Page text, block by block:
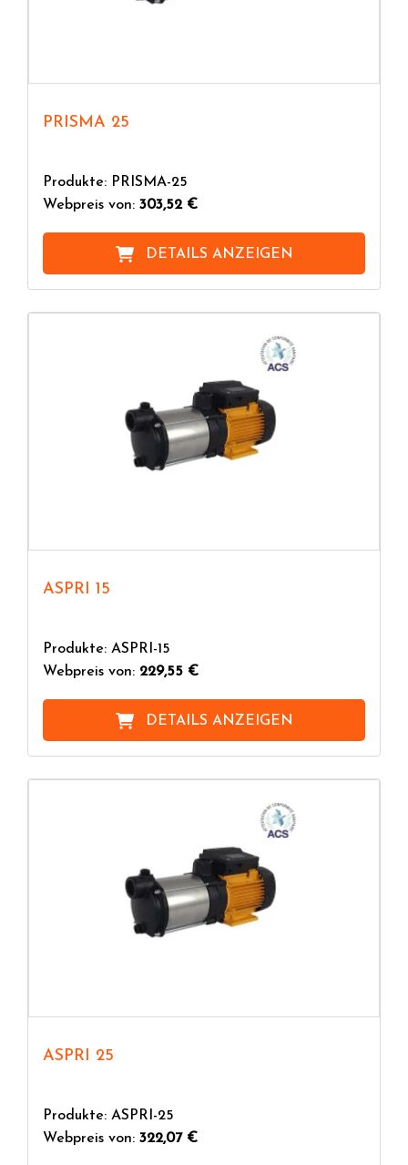
PRISMA 25
Produkte: PRISMA-25
Webpreis von: 303,52 €
DETAILS ANZEIGEN
ASPRI 15
Produkte: ASPRI-15
Webpreis von: 229,55 €
DETAILS ANZEIGEN
ASPRI 25
Produkte: ASPRI-25
Webpreis von: 322,07 €